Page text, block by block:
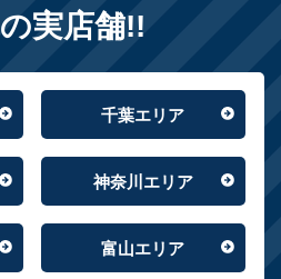
の実店舗!!
千葉エリア
神奈川エリア
富山エリア